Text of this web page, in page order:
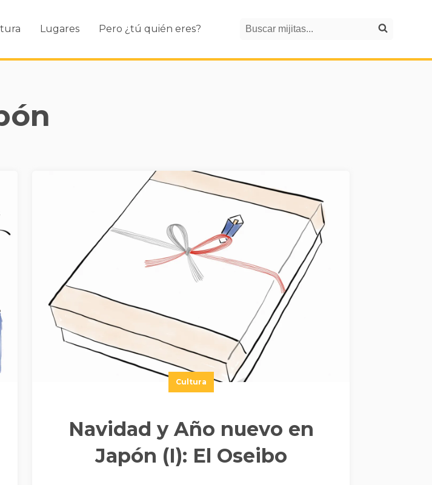
Lugares Pero ¿tú quién eres?
Buscar mijitas
Search
Cultura
Navidad y Año nuevo en
Japón (I): El Oseibo